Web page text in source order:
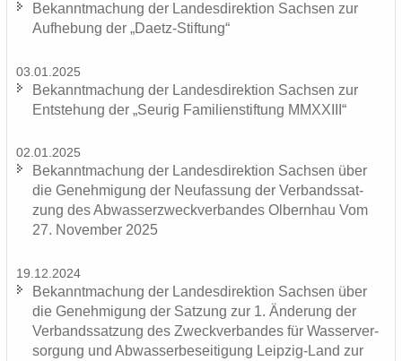
Be­kannt­ma­chung der Lan­des­di­rek­ti­on Sach­sen zur
Auf­he­bung der „Daetz-​Stiftung“
03.01.2025
Be­kannt­ma­chung der Lan­des­di­rek­ti­on Sach­sen zur
Ent­ste­hung der „Seu­rig Fa­mi­li­en­stif­tung MMXXIII“
02.01.2025
Be­kannt­ma­chung der Lan­des­di­rek­ti­on Sach­sen über
die Ge­neh­mi­gung der Neu­fas­sung der Ver­bands­sat­
zung des Ab­was­ser­zweck­ver­ban­des Ol­bern­hau Vom
27. No­vem­ber 2025
19.12.2024
Be­kannt­ma­chung der Lan­des­di­rek­ti­on Sach­sen über
die Ge­neh­mi­gung der Sat­zung zur 1. Än­de­rung der
Ver­bands­sat­zung des Zweck­ver­ban­des für Was­ser­ver­
sor­gung und Ab­was­ser­be­sei­ti­gung Leipzig-​Land zur